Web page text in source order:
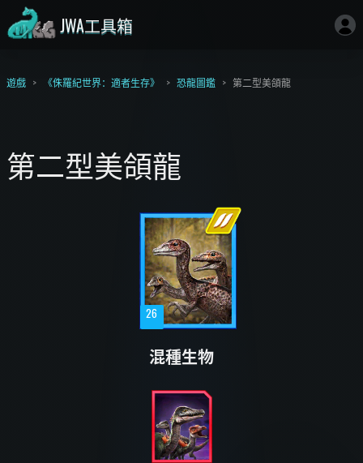
JWA工具箱
遊戲 《侏羅紀世界：適者生存》 恐龍圖鑑 第二型美頜龍
第二型美頜龍
26
混種生物